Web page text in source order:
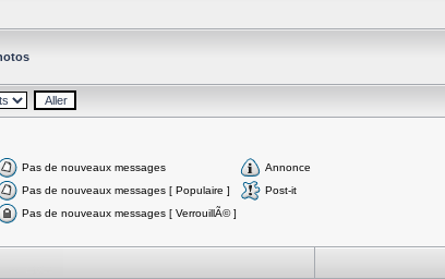
Pas de nouveaux messages
Annonce
Pas de nouveaux messages [ Populaire ]
Post-it
Pas de nouveaux messages [ VerrouillÃ© ]